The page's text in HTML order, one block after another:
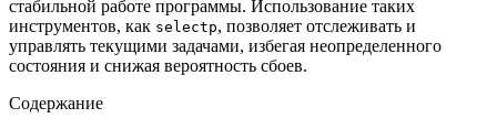
стабильной работе программы. Использование таких
инструментов, как selectp, позволяет отслеживать и
управлять текущими задачами, избегая неопределенного
состояния и снижая вероятность сбоев.
Содержание